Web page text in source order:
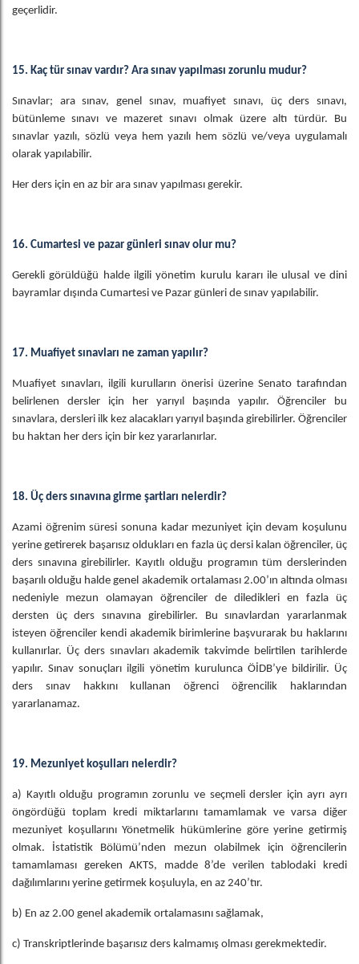
geçerlidir.
15. Kaç tür sınav vardır? Ara sınav yapılması zorunlu mudur?
Sınavlar; ara sınav, genel sınav, muafiyet sınavı, üç ders sınavı,
bütünleme sınavı ve mazeret sınavı olmak üzere altı türdür. Bu
sınavlar yazılı, sözlü veya hem yazılı hem sözlü ve/veya uygulamalı
olarak yapılabilir.
Her ders için en az bir ara sınav yapılması gerekir.
16. Cumartesi ve pazar günleri sınav olur mu?
Gerekli görüldüğü halde ilgili yönetim kurulu kararı ile ulusal ve dini
bayramlar dışında Cumartesi ve Pazar günleri de sınav yapılabilir.
17. Muafiyet sınavları ne zaman yapılır?
Muafiyet sınavları, ilgili kurulların önerisi üzerine Senato tarafından
belirlenen dersler için her yarıyıl başında yapılır. Öğrenciler bu
sınavlara, dersleri ilk kez alacakları yarıyıl başında girebilirler. Öğrenciler
bu haktan her ders için bir kez yararlanırlar.
18. Üç ders sınavına girme şartları nelerdir?
Azami öğrenim süresi sonuna kadar mezuniyet için devam koşulunu
yerine getirerek başarısız oldukları en fazla üç dersi kalan öğrenciler, üç
ders sınavına girebilirler. Kayıtlı olduğu programın tüm derslerinden
başarılı olduğu halde genel akademik ortalaması 2.00’ın altında olması
nedeniyle mezun olamayan öğrenciler de diledikleri en fazla üç
dersten üç ders sınavına girebilirler. Bu sınavlardan yararlanmak
isteyen öğrenciler kendi akademik birimlerine başvurarak bu haklarını
kullanırlar. Üç ders sınavları akademik takvimde belirtilen tarihlerde
yapılır. Sınav sonuçları ilgili yönetim kurulunca ÖİDB’ye bildirilir. Üç
ders sınav hakkını kullanan öğrenci öğrencilik haklarından
yararlanamaz.
19. Mezuniyet koşulları nelerdir?
a) Kayıtlı olduğu programın zorunlu ve seçmeli dersler için ayrı ayrı
öngördüğü toplam kredi miktarlarını tamamlamak ve varsa diğer
mezuniyet koşullarını Yönetmelik hükümlerine göre yerine getirmiş
olmak. İstatistik Bölümü’nden mezun olabilmek için öğrencilerin
tamamlaması gereken AKTS, madde 8’de verilen tablodaki kredi
dağılımlarını yerine getirmek koşuluyla, en az 240’tır.
b) En az 2.00 genel akademik ortalamasını sağlamak,
c) Transkriptlerinde başarısız ders kalmamış olması gerekmektedir.